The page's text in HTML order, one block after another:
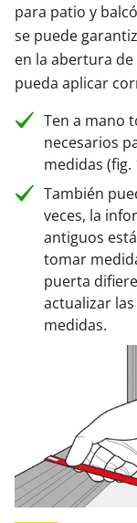
para patio y
se puede
en la abertura
pueda aplicar
Ten a mano
necesarios
medidas (fig.
También
veces, la
antiguos
tomar
puerta
actualizar
medidas.